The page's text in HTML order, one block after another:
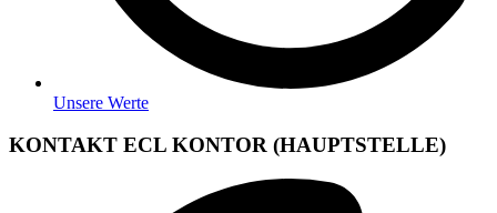
Unsere Werte
KONTAKT ECL KONTOR (HAUPTSTELLE)